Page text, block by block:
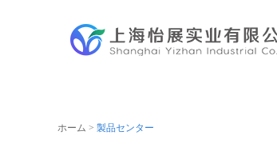
ホーム > 製品センター